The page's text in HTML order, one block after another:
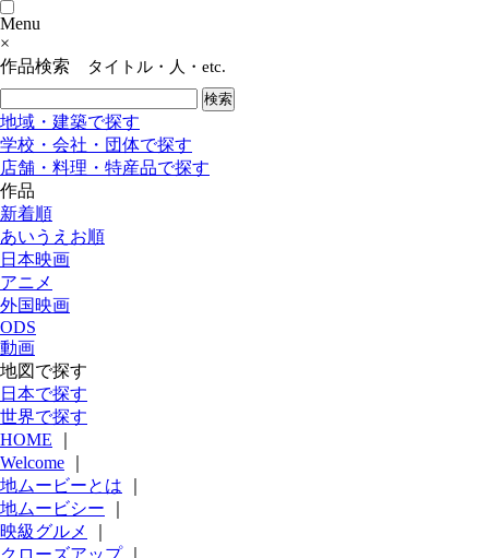
Menu
×
作品検索
タイトル・人・etc.
地域・建築で探す
学校・会社・団体で探す
店舗・料理・特産品で探す
作品
新着順
あいうえお順
日本映画
アニメ
外国映画
ODS
動画
地図で探す
日本で探す
世界で探す
HOME
Welcome
地ムービーとは
地ムービシー
映級グルメ
クローズアップ｜